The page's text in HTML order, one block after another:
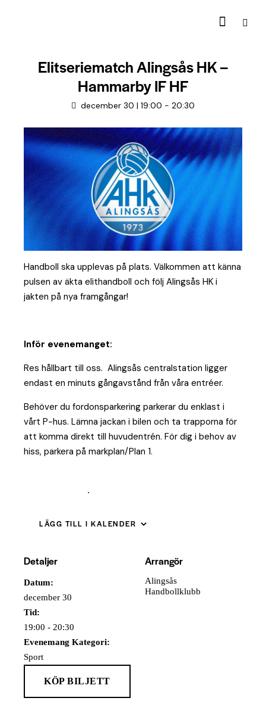
Elitseriematch Alingsås HK –
Hammarby IF HF
december 30 | 19:00 - 20:30
Handboll ska upplevas på plats. Välkommen att känna
pulsen av äkta elithandboll och följ Alingsås HK i
jakten på nya framgångar!
Inför evenemanget:
Res hållbart till oss. Alingsås centralstation ligger
endast en minuts gångavstånd från våra entréer.
Behöver du fordonsparkering parkerar du enklast i
vårt P-hus. Lämna jackan i bilen och ta trapporna för
att komma direkt till huvudentrén. För dig i behov av
hiss, parkera på markplan/Plan 1.
.
LÄGG TILL I KALENDER
Detaljer
Datum:
december 30
Tid:
19:00 - 20:30
Evenemang Kategori:
Sport
Arrangör
Alingsås
Handbollklubb